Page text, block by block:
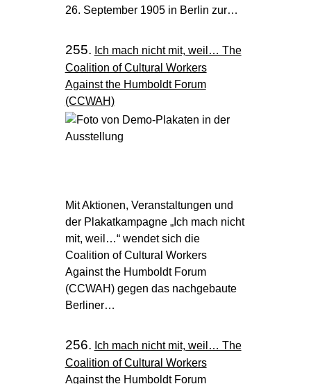
26. September 1905 in Berlin zur…
255. Ich mach nicht mit, weil… The
Coalition of Cultural Workers
Against the Humboldt Forum
(CCWAH)
Mit Aktionen, Veranstaltungen und
der Plakatkampagne „Ich mach nicht
mit, weil…“ wendet sich die
Coalition of Cultural Workers
Against the Humboldt Forum
(CCWAH) gegen das nachgebaute
Berliner…
256. Ich mach nicht mit, weil… The
Coalition of Cultural Workers
Against the Humboldt Forum